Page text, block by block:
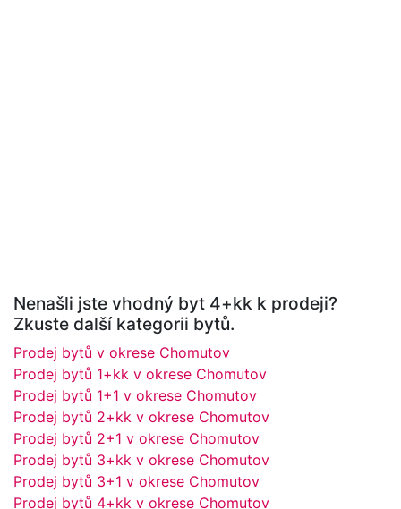
Nenašli jste vhodný byt 4+kk k prodeji?
Zkuste další kategorii bytů.
Prodej bytů v okrese Chomutov
Prodej bytů 1+kk v okrese Chomutov
Prodej bytů 1+1 v okrese Chomutov
Prodej bytů 2+kk v okrese Chomutov
Prodej bytů 2+1 v okrese Chomutov
Prodej bytů 3+kk v okrese Chomutov
Prodej bytů 3+1 v okrese Chomutov
Prodej bytů 4+kk v okrese Chomutov